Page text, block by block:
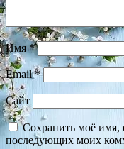
Имя*
Email*
Сайт
Сохранить моё имя,
последующих моих